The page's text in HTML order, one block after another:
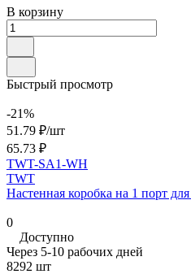
В корзину
Быстрый просмотр
-21%
51.79 ₽/шт
65.73 ₽
TWT-SA1-WH
TWT
Настенная коробка на 1 порт
0
Доступно
Через 5-10 рабочих дней
8292 шт